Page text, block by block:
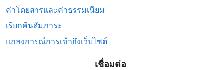
ค่าโดยสารและค่าธรรมเนียม
เรียกคืนสัมภาระ
แถลงการณ์การเข้าถึงเว็บไซต์
เชื่อมต่อ